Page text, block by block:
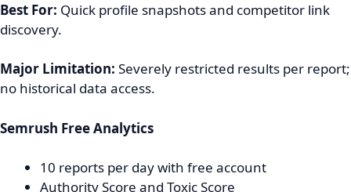
Best For: Quick profile snapshots and competitor link
discovery.
Major Limitation: Severely restricted results per report;
no historical data access.
Semrush Free Analytics
10 reports per day with free account
Authority Score and Toxic Score